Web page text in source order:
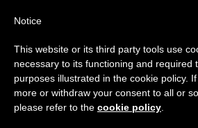
العراقي يحذر من ارتفاع
العراقيين داخل البلاد
Notice
This website or its third party tools use
necessary to its functioning and required
purposes illustrated in the cookie policy.
more or withdraw your consent to all or
please refer to the cookie policy